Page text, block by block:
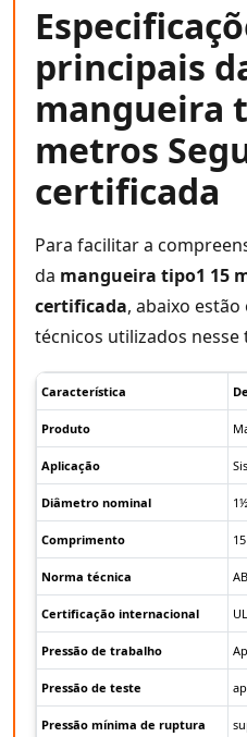
principais
mangueira
metros
certificada
Para facilitar a
da mangueira tipo1 15
certificada, abaixo
técnicos utilizados
Característica
Produto
Aplicação
Diâmetro nominal
Comprimento
Norma técnica
Certificação internacional
Pressão de trabalho
Pressão de teste
Pressão mínima de ruptura